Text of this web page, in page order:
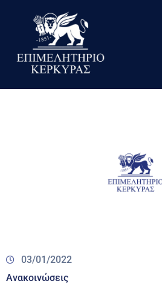
Το
Eπιμελητήριο
03/01/2022
Ανακοινώσεις